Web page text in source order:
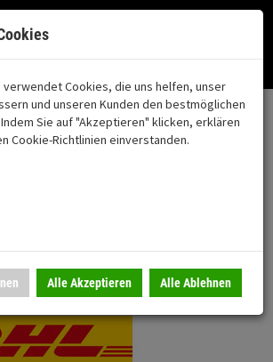
Alle Kategorien
FAHRZEUGTEILE
Montageständer
Beleuchtung
Merkzettel
Ihr Warenkorb ist momentan leer.
Ergebnisse () Fertig
erklären Sie sich damit einverstanden!
Okay Datenschutz
Lieferung
verwendet Cookies, die uns helfen, unser
und unseren Kunden den bestmöglichen
Sie auf "Akzeptieren" klicken, erklären
Cookie-Richtlinien einverstanden.
Alle Akzeptieren Alle Ablehnen